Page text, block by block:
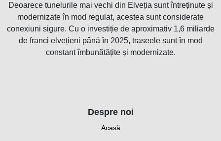
Deoarece tunelurile mai vechi din Elveția sunt întreținute și
modernizate în mod regulat, acestea sunt considerate
conexiuni sigure. Cu o investiție de aproximativ 1,6 miliarde
de franci elvețieni până în 2025, traseele sunt în mod
constant îmbunătățite și modernizate.
Despre noi
Acasă